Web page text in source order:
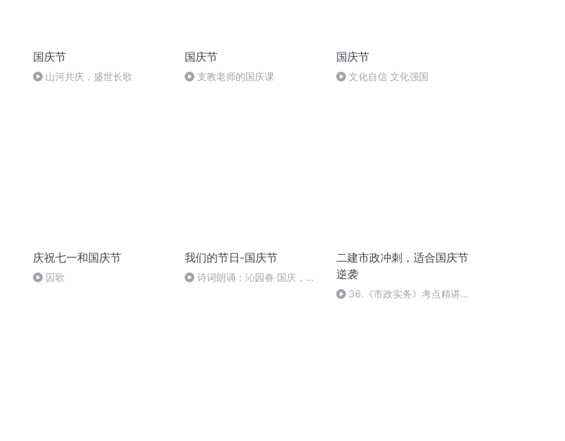
国庆节
山河共庆，盛世长歌
国庆节
支教老师的国庆课
国庆节
文化自信 文化强国
庆祝七一和国庆节
囚歌
我们的节日-国庆节
诗词朗诵：沁园春·国庆，朗
二建市政冲刺，适合国庆节
逆袭
36.《市政实务》考点精讲第